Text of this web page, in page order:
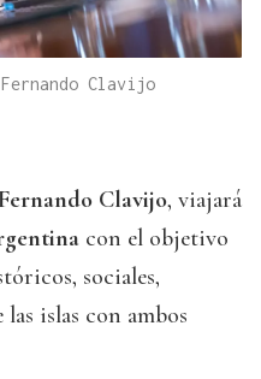
Clavijo
Clavijo, viajará
con el objetivo
sociales,
islas con ambos